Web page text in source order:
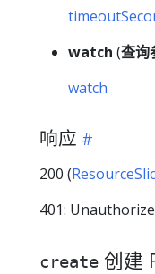
watch (查询
watch
响应
200 (
401:
create 创建